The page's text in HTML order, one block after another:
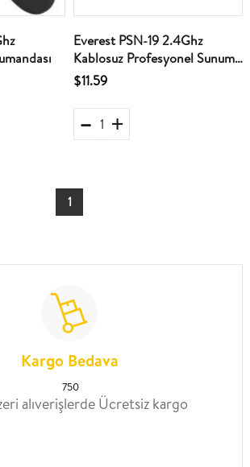
Everest PSN-19 2.4Ghz
Kablosuz Profesyonel Sunum
Cihazı
$11.59
1
Kargo Bedava
750
alıverişlerde Ücretsiz kargo